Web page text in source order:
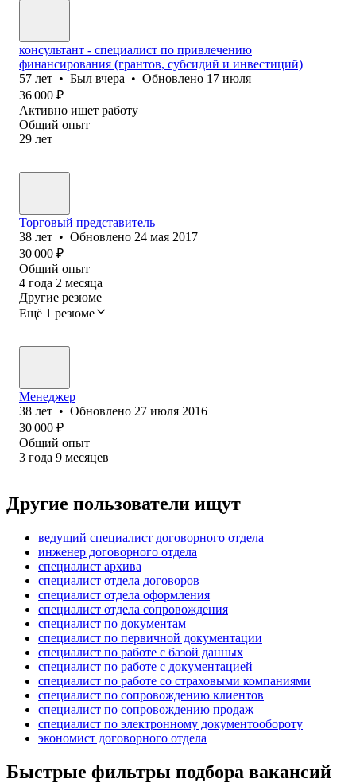
консультант - специалист по привлечению
финансирования (грантов, субсидий и инвестиций)
57 лет • Был вчера • Обновлено 17 июля
36 000 ₽
Активно ищет работу
Общий опыт
29 лет
Торговый представитель
38 лет • Обновлено 24 мая 2017
30 000 ₽
Общий опыт
4 года 2 месяца
Другие резюме
Ещё 1 резюме
Менеджер
38 лет • Обновлено 27 июля 2016
30 000 ₽
Общий опыт
3 года 9 месяцев
Другие пользователи ищут
ведущий специалист договорного отдела
инженер договорного отдела
специалист архива
специалист отдела договоров
специалист отдела оформления
специалист отдела сопровождения
специалист по документам
специалист по первичной документации
специалист по работе с базой данных
специалист по работе с документацией
специалист по работе со страховыми компаниями
специалист по сопровождению клиентов
специалист по сопровождению продаж
специалист по электронному документообороту
экономист договорного отдела
Быстрые фильтры подбора вакансий